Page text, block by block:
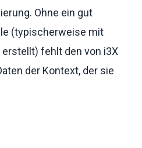
Ohne ein gut
(typischerweise mit
erstellt) fehlt den von i3X
der Kontext, der sie